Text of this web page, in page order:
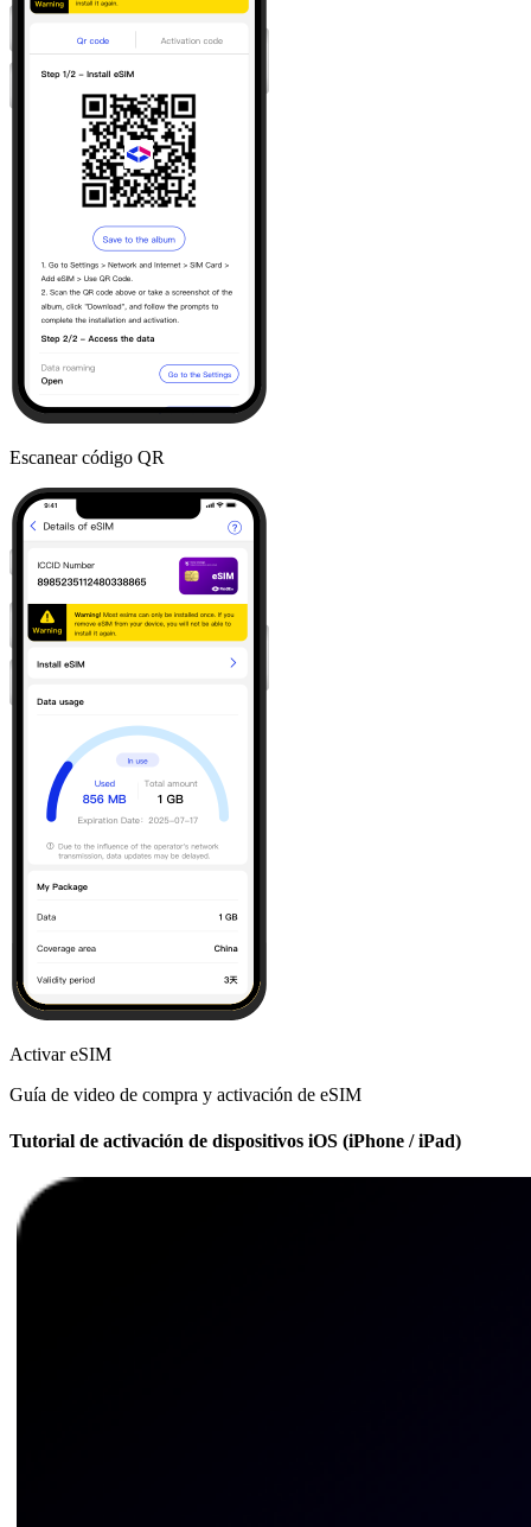
Escanear código QR
Activar eSIM
Guía de video de compra y activación de eSIM
Tutorial de activación de dispositivos iOS (iPhone / iPad)